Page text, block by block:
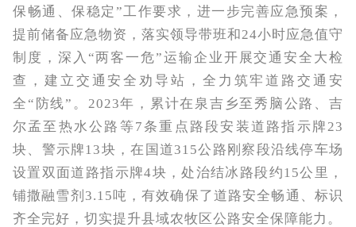
保畅通、保稳定”工作要求，进一步完善应急预案，
提前储备应急物资，落实领导带班和24小时应急值守
制度，深入“两客一危”运输企业开展交通安全大检
查，建立交通安全劝导站，全力筑牢道路交通安
全“防线”。2023年，累计在泉吉乡至秀脑公路、吉
尔孟至热水公路等7条重点路段安装道路指示牌23
块、警示牌13块，在国道315公路刚察段沿线停车场
设置双面道路指示牌4块，处治结冰路段约15公里，
铺撒融雪剂3.15吨，有效确保了道路安全畅通、标识
齐全完好，切实提升县域农牧区公路安全保障能力。